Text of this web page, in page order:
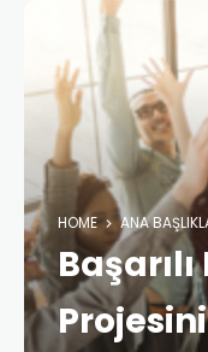
HOME ANA
Başarılı